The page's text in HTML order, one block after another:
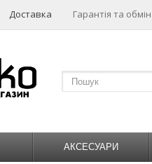
Доставка Гарантія та обмін
АКСЕСУАРИ